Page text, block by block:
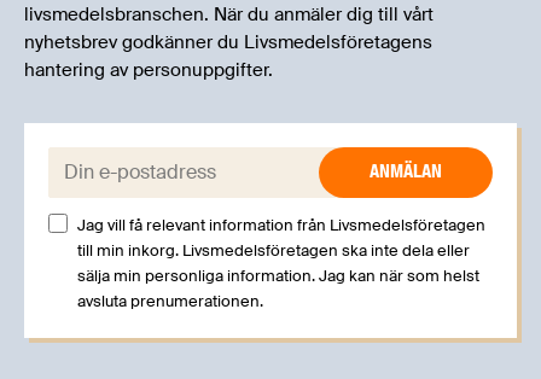
livsmedelsbranschen. När du anmäler dig till vårt
nyhetsbrev godkänner du Livsmedelsföretagens
hantering av personuppgifter.
E-post:
Jag vill få relevant information från Livsmedelsföretagen
till min inkorg. Livsmedelsföretagen ska inte dela eller
sälja min personliga information. Jag kan när som helst
avsluta prenumerationen.